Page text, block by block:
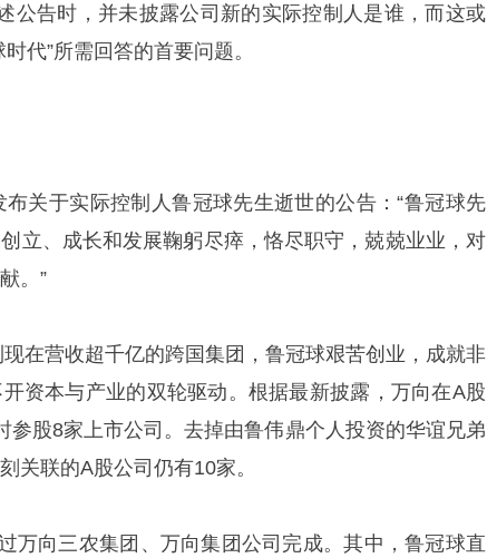
公告时，并未披露公司新的实际控制人是谁，而这或
代”所需回答的首要问题。
关于实际控制人鲁冠球先生逝世的公告：“鲁冠球先
立、成长和发展鞠躬尽瘁，恪尽职守，兢兢业业，对
。”
在营收超千亿的跨国集团，鲁冠球艰苦创业，成就非
资本与产业的双轮驱动。根据最新披露，万向在A股
参股8家上市公司。去掉由鲁伟鼎个人投资的华谊兄弟
关联的A股公司仍有10家。
万向三农集团、万向集团公司完成。其中，鲁冠球直